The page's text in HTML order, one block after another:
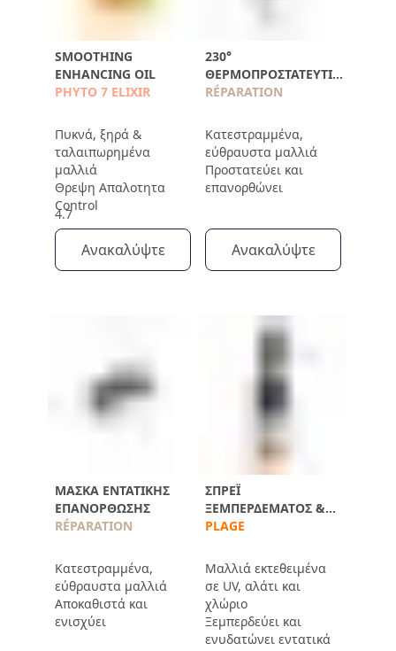
SMOOTHING
ENHANCING OIL
PHYTO 7 ELIXIR
Πυκνά, ξηρά &
ταλαιπωρημένα
μαλλιά
Θρεψη Απαλοτητα
Control
4.7
Ανακαλύψτε
230°
ΘΕΡΜΟΠΡΟΣΤΑΤΕΥΤΙΚΌ
SPRAY ΚΑΤΆ ΤΟΥ
RÉPARATION
Κατεστραμμένα,
εύθραυστα μαλλιά
Προστατεύει και
επανορθώνει
Ανακαλύψτε
ΜΆΣΚΑ ΕΝΤΑΤΙΚΉΣ
ΕΠΑΝΌΡΘΩΣΗΣ
RÉPARATION
Κατεστραμμένα,
εύθραυστα μαλλιά
Αποκαθιστά και
ενισχύει
ΣΠΡΈΙ
ΞΕΜΠΕΡΔΈΜΑΤΟΣ &
ΕΠΑΝΥΔΆΤΩΣΗΣ ΜΕΤΆ
PLAGE
Μαλλιά εκτεθειμένα
σε UV, αλάτι και
χλώριο
Ξεμπερδεύει και
ενυδατώνει εντατικά